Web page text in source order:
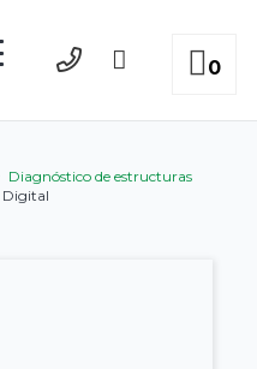
0
Diagnóstico de estructuras
Digital